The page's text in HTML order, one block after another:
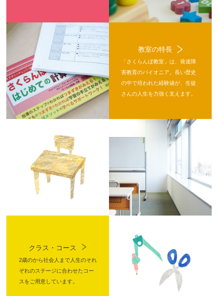
教室の特長
「さくらんぼ教室」は、発達障
害教育のパイオニア。長い歴史
の中で培われた経験値が、生徒
さんの人生を力強く支えます。
クラス・コース
2歳のから社会人まで人生のそれ
ぞれのステージに合わせたコー
スをご用意しています。